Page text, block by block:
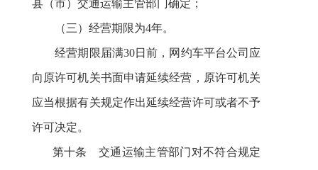
县（市） 交通运输主管部门 确定 ；
（三）经营期限为4年。
经营期限届满30日前，网约车平台公司应
向原许可机关书面申请延续经营，原许可机关
应当根据有关规定作出延续经营许可或者不予
许可决定。
第十条 交通运输主管部门对不符合规定